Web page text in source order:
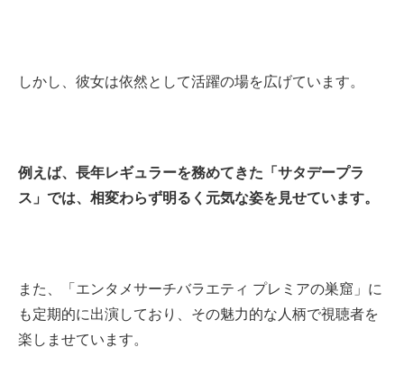
しかし、彼女は依然として活躍の場を広げています。
例えば、長年レギュラーを務めてきた「サタデープラ
ス」では、相変わらず明るく元気な姿を見せています。
また、「エンタメサーチバラエティ プレミアの巣窟」に
も定期的に出演しており、その魅力的な人柄で視聴者を
楽しませています。